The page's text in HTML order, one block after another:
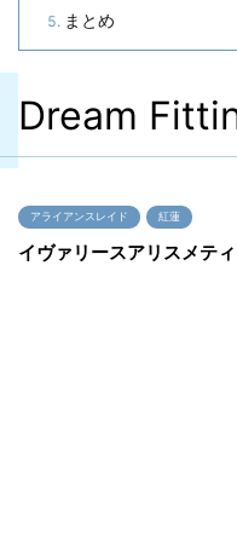
まとめ
Dream
アライアンスレイド 紅蓮
イヴァリースアリスメテ